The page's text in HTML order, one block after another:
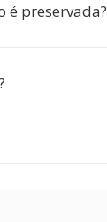
preservada?